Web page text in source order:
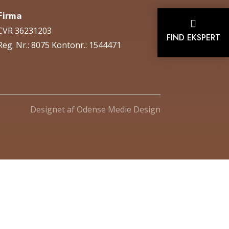
36231203
Nr.: 8075 Kontonr.: 1544471
Designet afOdense Medie Design

FIND EKSPERT